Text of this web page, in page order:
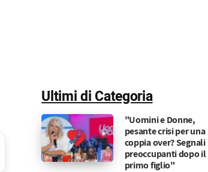
Ultimi di Categoria
"Uomini e Donne,
pesante crisi per una
coppia over? Segnali
preoccupanti dopo il
primo figlio"